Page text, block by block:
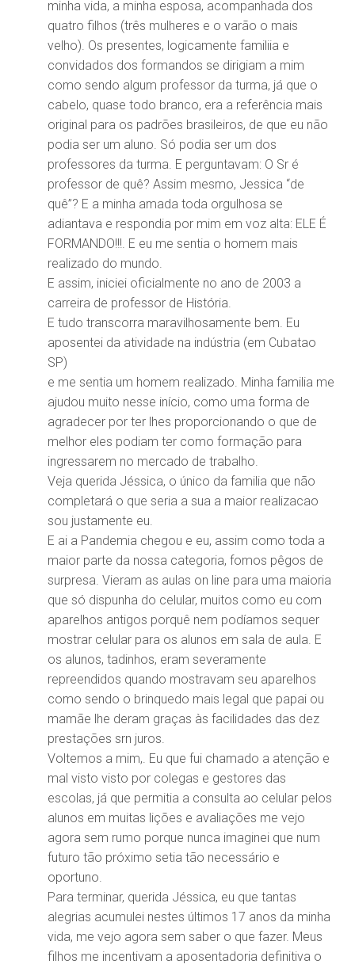
minha vida, a minha esposa, acompanhada dos
quatro filhos (três mulheres e o varão o mais
velho). Os presentes, logicamente familiia e
convidados dos formandos se dirigiam a mim
como sendo algum professor da turma, já que o
cabelo, quase todo branco, era a referência mais
original para os padrões brasileiros, de que eu não
podia ser um aluno. Só podia ser um dos
professores da turma. E perguntavam: O Sr é
professor de quê? Assim mesmo, Jessica “de
quê”? E a minha amada toda orgulhosa se
adiantava e respondia por mim em voz alta: ELE É
FORMANDO!!!. E eu me sentia o homem mais
realizado do mundo.
E assim, iniciei oficialmente no ano de 2003 a
carreira de professor de História.
E tudo transcorra maravilhosamente bem. Eu
aposentei da atividade na indústria (em Cubatao
SP)
e me sentia um homem realizado. Minha familia me
ajudou muito nesse início, como uma forma de
agradecer por ter lhes proporcionando o que de
melhor eles podiam ter como formação para
ingressarem no mercado de trabalho.
Veja querida Jéssica, o único da familia que não
completará o que seria a sua a maior realizacao
sou justamente eu.
E ai a Pandemia chegou e eu, assim como toda a
maior parte da nossa categoria, fomos pêgos de
surpresa. Vieram as aulas on line para uma maioria
que só dispunha do celular, muitos como eu com
aparelhos antigos porquê nem podíamos sequer
mostrar celular para os alunos em sala de aula. E
os alunos, tadinhos, eram severamente
repreendidos quando mostravam seu aparelhos
como sendo o brinquedo mais legal que papai ou
mamãe lhe deram graças às facilidades das dez
prestações srn juros.
Voltemos a mim,. Eu que fui chamado a atenção e
mal visto visto por colegas e gestores das
escolas, já que permitia a consulta ao celular pelos
alunos em muitas lições e avaliações me vejo
agora sem rumo porque nunca imaginei que num
futuro tão próximo setia tão necessário e
oportuno.
Para terminar, querida Jéssica, eu que tantas
alegrias acumulei nestes últimos 17 anos da minha
vida, me vejo agora sem saber o que fazer. Meus
filhos me incentivam a aposentadoria definitiva o